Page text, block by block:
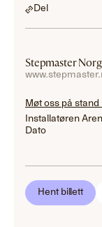
Del
Stepmaster
Møt oss på
Installatøren
Dato
Hent billett